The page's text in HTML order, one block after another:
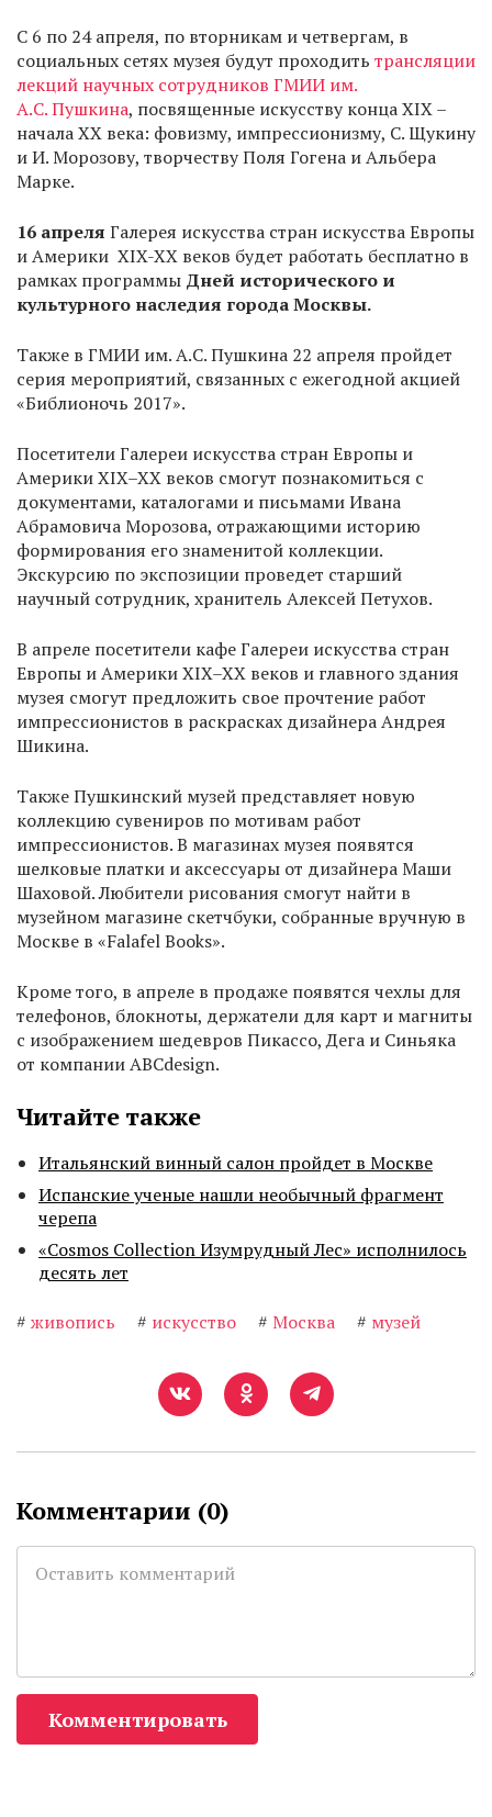
С 6 по 24 апреля, по вторникам и четвергам, в
социальных сетях музея будут проходить трансляции
лекций научных сотрудников ГМИИ им.
А.С. Пушкина, посвященные искусству конца XIX –
начала XX века: фовизму, импрессионизму, С. Щукину
и И. Морозову, творчеству Поля Гогена и Альбера
Марке.
16 апреля Галерея искусства стран искусства Европы
и Америки XIX-XX веков будет работать бесплатно в
рамках программы Дней исторического и
культурного наследия города Москвы.
Также в ГМИИ им. А.С. Пушкина 22 апреля пройдет
серия мероприятий, связанных с ежегодной акцией
«Библионочь 2017».
Посетители Галереи искусства стран Европы и
Америки XIX–XX веков смогут познакомиться с
документами, каталогами и письмами Ивана
Абрамовича Морозова, отражающими историю
формирования его знаменитой коллекции.
Экскурсию по экспозиции проведет старший
научный сотрудник, хранитель Алексей Петухов.
В апреле посетители кафе Галереи искусства стран
Европы и Америки XIX–XX веков и главного здания
музея смогут предложить свое прочтение работ
импрессионистов в раскрасках дизайнера Андрея
Шикина.
Также Пушкинский музей представляет новую
коллекцию сувениров по мотивам работ
импрессионистов. В магазинах музея появятся
шелковые платки и аксессуары от дизайнера Маши
Шаховой. Любители рисования смогут найти в
музейном магазине скетчбуки, собранные вручную в
Москве в «Falafel Books».
Кроме того, в апреле в продаже появятся чехлы для
телефонов, блокноты, держатели для карт и магниты
с изображением шедевров Пикассо, Дега и Синьяка
от компании ABCdesign.
Читайте также
Итальянский винный салон пройдет в Москве
Испанские ученые нашли необычный фрагмент
черепа
«Cosmos Collection Изумрудный Лес» исполнилось
десять лет
# живопись # искусство # Москва # музей
Комментарии (0)
Комментировать